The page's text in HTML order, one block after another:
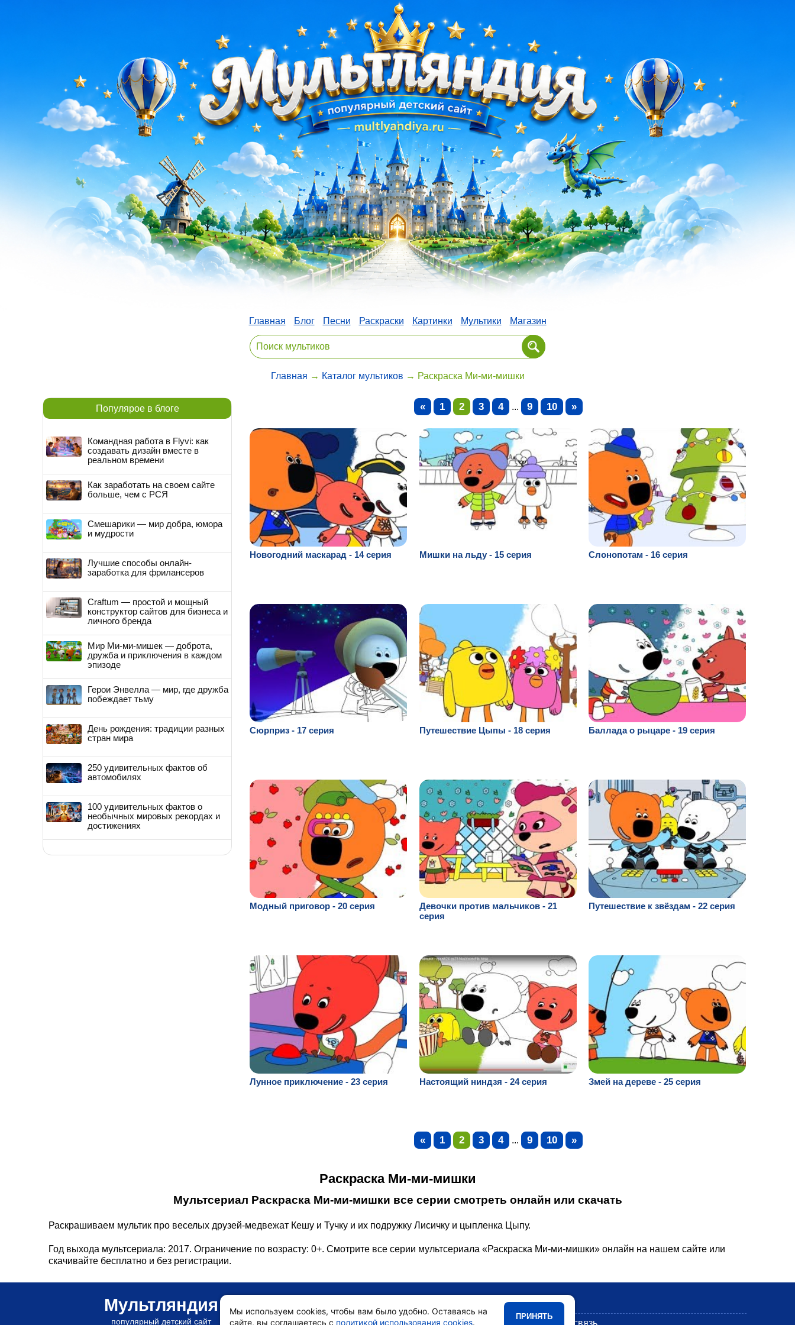
Главная Блог Песни Раскраски Картинки Мультики Магазин
Главная → Каталог мультиков → Раскраска Ми-ми-мишки
« 1 2 3 4 ... 9 10 »
Новогодний маскарад - 14 серия Мишки на льду - 15 серия Слонопотам - 16 серия
Сюрприз - 17 серия Путешествие Цыпы - 18 серия Баллада о рыцаре - 19 серия
Модный приговор - 20 серия
Девочки против мальчиков - 21
серия
Путешествие к звёздам - 22 серия
Лунное приключение - 23 серия Настоящий ниндзя - 24 серия Змей на дереве - 25 серия
« 1 2 3 4 ... 9 10 »
Популярое в блоге
Командная работа в Flyvi: как
создавать дизайн вместе в
реальном времени
Как заработать на своем сайте
больше, чем с РСЯ
Смешарики — мир добра, юмора
и мудрости
Лучшие способы онлайн-
заработка для фрилансеров
Craftum — простой и мощный
конструктор сайтов для бизнеса и
личного бренда
Мир Ми-ми-мишек — доброта,
дружба и приключения в каждом
эпизоде
Герои Энвелла — мир, где дружба
побеждает тьму
День рождения: традиции разных
стран мира
250 удивительных фактов об
автомобилях
100 удивительных фактов о
необычных мировых рекордах и
достижениях
Раскраска Ми-ми-мишки
Мультсериал Раскраска Ми-ми-мишки все серии смотреть онлайн или скачать
Раскрашиваем мультик про веселых друзей-медвежат Кешу и Тучку и их подружку Лисичку и цыпленка Цыпу.
Год выхода мультсериала: 2017. Ограничение по возрасту: 0+. Смотрите все серии мультсериала «Раскраска Ми-ми-мишки» онлайн на нашем сайте или
скачивайте бесплатно и без регистрации.
Мультляндия
популярный детский сайт
•Блог
•Мультики
Обратная связь
Мы используем cookies, чтобы вам было удобно. Оставаясь на
сайте, вы соглашаетесь с политикой использования cookies.
ПРИНЯТЬ